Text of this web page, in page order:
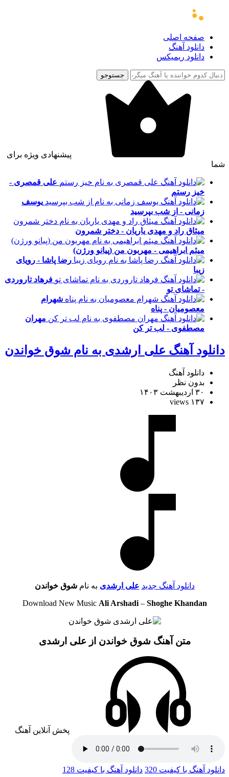
صفحه اصلی
دانلود آهنگ
دانلود ریمیکس
جستوجو
پیشنهادی ویژه برای
شما
علی قمصری -
خیز رستم
یوسف
زمانی - از شب بپرسید
میثاق راد و مهدی یاریان - دختر شمرون
میثم ابراهیمی - مهربون من (پیانو ورژن)
رضا پاشا - رویای
زیبا
فرهاد تاروردی
- تماشای تو
شهرام
معصومیان - پناه
مهران
مصطفوی - لب تر کن
دانلود آهنگ علی ارشدی به نام شوق خواندن
دانلود آهنگ
بدون نظر
۳۰ اردیبهشت ۱۴۰۳
۱۳۷ views
دانلود آهنگ جدید علی ارشدی به نامشوق خواندن
Download New Music Ali Arshadi– Shoghe Khandan
متن آهنگ شوق خواندن از علی ارشدی
پخش آنلاین آهنگ
دانلود آهنگ با کیفیت 320 دانلود آهنگ با کیفیت 128